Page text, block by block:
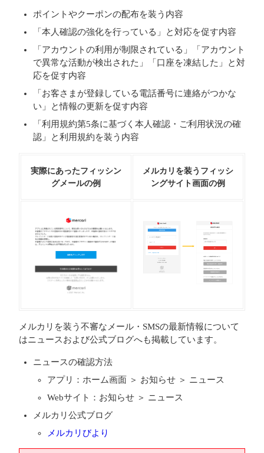
ポイントやクーポンの配布を装う内容
「本人確認の強化を行っている」と対応を促す内容
「アカウントの利用が制限されている」「アカウント
で異常な活動が検出された」「口座を凍結した」と対
応を促す内容
「お客さまが登録している電話番号に連絡がつかな
い」と情報の更新を促す内容
「利用規約第5条に基づく本人確認・ご利用状況の確
認」と利用規約を装う内容
実際にあったフィッシン
グメールの例
メルカリを装うフィッシ
ングサイト画面の例
メルカリを装う不審なメール・SMSの最新情報について
はニュースおよび公式ブログへも掲載しています。
ニュースの確認方法
アプリ：ホーム画面 ＞ お知らせ ＞ ニュース
Webサイト：お知らせ ＞ ニュース
メルカリ公式ブログ
メルカリびより